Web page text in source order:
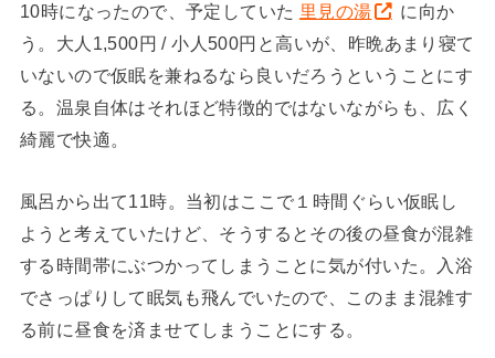
10時になったので、予定していた 里見の湯
に向か
う。大人1,500円 / 小人500円と高いが、昨晩あまり寝て
いないので仮眠を兼ねるなら良いだろうということにす
る。温泉自体はそれほど特徴的ではないながらも、広く
綺麗で快適。
風呂から出て11時。当初はここで１時間ぐらい仮眠し
ようと考えていたけど、そうするとその後の昼食が混雑
する時間帯にぶつかってしまうことに気が付いた。入浴
でさっぱりして眠気も飛んでいたので、このまま混雑す
る前に昼食を済ませてしまうことにする。